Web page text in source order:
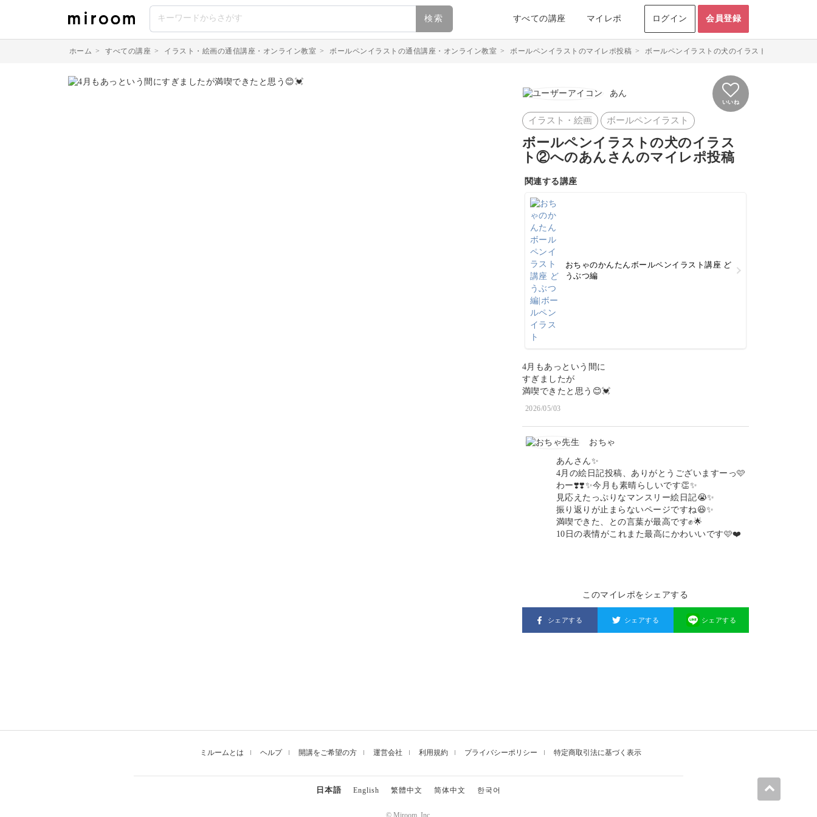
検索 すべての講座 マイレポ ログイン 会員登録
ホーム > すべての講座 > イラスト・絵画の通信講座・オンライン教室 > ボールペンイラストの通信講座・オンライン教室 > ボールペンイラストのマイレポ投稿 > ボールペンイラストの犬のイラスト②のマイレポ
あん
いいね
イラスト・絵画 ボールペンイラスト
ボールペンイラストの犬のイラス
ト②へのあんさんのマイレポ投稿
関連する講座
おちゃのかんたんボールペンイラスト講座 ど
うぶつ編
4月もあっという間に
すぎましたが
満喫できたと思う😊💓
2026/05/03
おちゃ
あんさん✨
4月の絵日記投稿、ありがとうございますーっ🩷
わー❣️❣️✨今月も素晴らしいです👏✨
見応えたっぷりなマンスリー絵日記😭✨
振り返りが止まらないページですね😆✨
満喫できた、との言葉が最高です✊🌟
10日の表情がこれまた最高にかわいいです🩷❤️
このマイレポをシェアする
シェアする シェアする シェアする
ミルームとは ヘルプ 開講をご希望の方 運営会社 利用規約 プライバシーポリシー 特定商取引法に基づく表示
日本語 English 繁體中文 简体中文 한국어